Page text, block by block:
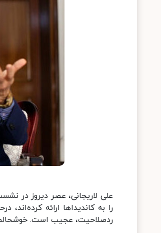
علی لاریجانی، عصر دیروز در
را به کاندیداها ارائه
ردصلاحیت، عجیب است. خوشحالم